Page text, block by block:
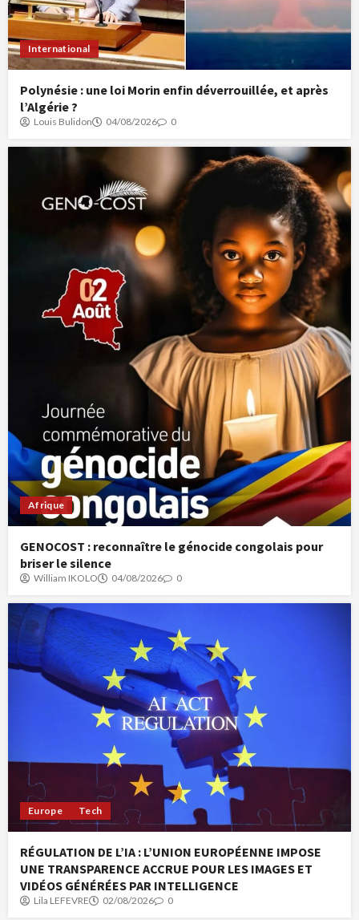
International
Polynésie : une loi Morin enfin déverrouillée, et après
l’Algérie ?
Louis Bulidon 04/08/2026 0
Afrique
GENOCOST : reconnaître le génocide congolais pour
briser le silence
William IKOLO 04/08/2026 0
Europe Tech
RÉGULATION DE L’IA : L’UNION EUROPÉENNE IMPOSE
UNE TRANSPARENCE ACCRUE POUR LES IMAGES ET
VIDÉOS GÉNÉRÉES PAR INTELLIGENCE
Lila LEFEVRE 02/08/2026 0